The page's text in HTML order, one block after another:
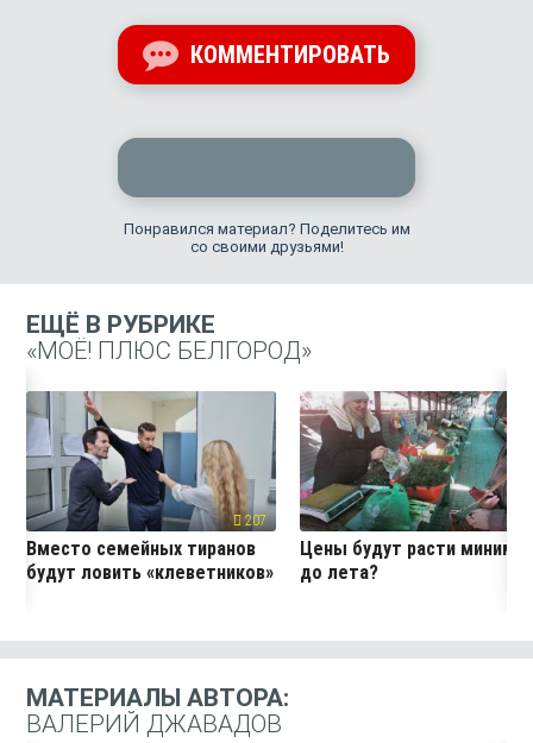
КОММЕНТИРОВАТЬ
Понравился материал? Поделитесь им
со своими друзьями!
ЕЩЁ В РУБРИКЕ
«МОЁ! ПЛЮС БЕЛГОРОД»
207
Вместо семейных тиранов
будут ловить «клеветников»
Цены будут расти
до лета?
МАТЕРИАЛЫ АВТОРА:
ВАЛЕРИЙ ДЖАВАДОВ